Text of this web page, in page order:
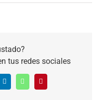
tus redes sociales
LinkedInWhatsAppPinterest